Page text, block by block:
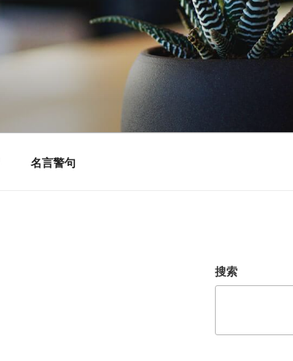
名言警句
搜索